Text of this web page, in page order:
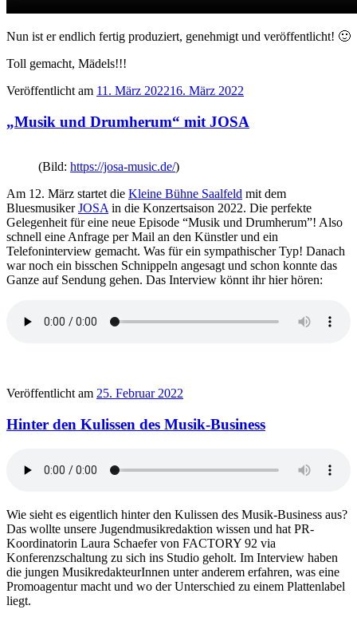
Nun ist er endlich fertig produziert, genehmigt und veröffentlicht! 🙂
Toll gemacht, Mädels!!!
Veröffentlicht am 11. März 202216. März 2022
„Musik und Drumherum“ mit JOSA
(Bild: https://josa-music.de/)
Am 12. März startet die Kleine Bühne Saalfeld mit dem
BluesmusikerJOSAin die Konzertsaison 2022. Die perfekte
Gelegenheit für eine neue Episode “Musik und Drumherum”! Also
schnell eine Anfrage per Mail an den Künstler und ein
Telefoninterview gemacht. Was für ein sympathischer Typ! Danach
war noch ein bisschen Schnippeln angesagt und schon konnte das
Ganze auf Sendung gehen. Das Interview könnt ihr hier hören:
Veröffentlicht am 25. Februar 2022
Hinter den Kulissen des Musik-Business
Wie sieht es eigentlich hinter den Kulissen des Musik-Business aus?
Das wollte unsere Jugendmusikredaktion wissen und hat PR-
Koordinatorin Laura Schaefer von FACTORY 92 via
Konferenzschaltung zu sich ins Studio geholt. Im Interview haben
die jungen MusikredakteurInnen unter anderem erfahren, was eine
Promoagenturmacht und wo der Unterschied zu einem Plattenlabel
liegt.